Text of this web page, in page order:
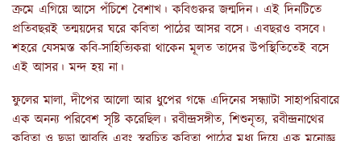
ক্রমে এগিয়ে আসে পঁচিশে বৈশাখ। কবিগুরুর জন্মদিন। এই দিনটিতে
প্রতিবছরই তন্ময়দের ঘরে কবিতা পাঠের আসর বসে। এবছরও বসবে।
শহরে যেসমস্ত কবি-সাহিত্যিকরা থাকেন মূলত তাদের উপস্থিতিতেই বসে
এই আসর। মন্দ হয় না।
ফুলের মালা, দীপের আলো আর ধুপের গন্ধে এদিনের সন্ধ্যাটা সাহাপরিবারে
এক অনন্য পরিবেশ সৃষ্টি করেছিল। রবীন্দ্রসঙ্গীত, শিশুনৃত্য, রবীন্দ্রনাথের